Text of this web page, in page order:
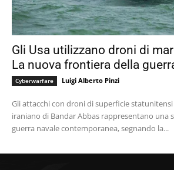
Gli Usa utilizzano droni di
La nuova frontiera della
Cyberwarfare Luigi Alberto Pinzi
Gli attacchi con droni di superficie
iraniano di Bandar Abbas rappresentano una
guerra navale contemporanea, segnando la...